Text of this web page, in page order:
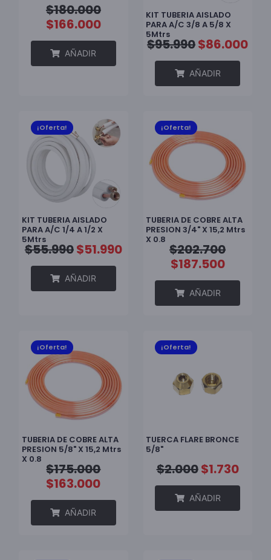
$180.000
$166.000
AÑADIR
KIT TUBERIA AISLADO
PARA A/C 3/8 A 5/8 X
5Mtrs
$95.990$86.000
AÑADIR
KIT TUBERIA AISLADO
PARA A/C 1/4 A 1/2 X
5Mtrs
¡Oferta!
$55.990$51.990
AÑADIR
TUBERIA DE COBRE ALTA
PRESION 3/4" X 15,2 Mtrs
X 0.8
¡Oferta!
$202.700
$187.500
AÑADIR
TUBERIA DE COBRE ALTA
PRESION 5/8" X 15,2 Mtrs
X 0.8
¡Oferta!
$175.000
$163.000
AÑADIR
TUERCA FLARE BRONCE
5/8"
¡Oferta!
$2.000$1.730
AÑADIR